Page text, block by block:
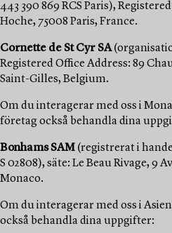
443 390 869 RCS Paris),
Hoche, 75008 Paris, France.
Cornette de St Cyr SA
Registered Office Address: 89
Saint-Gilles, Belgium.
Om du interagerar med oss i
företag också behandla dina
Bonhams SAM (registrerat i
S 02808), säte: Le Beau Rivage, 9
Monaco.
Om du interagerar med oss i
också behandla dina uppgifter: